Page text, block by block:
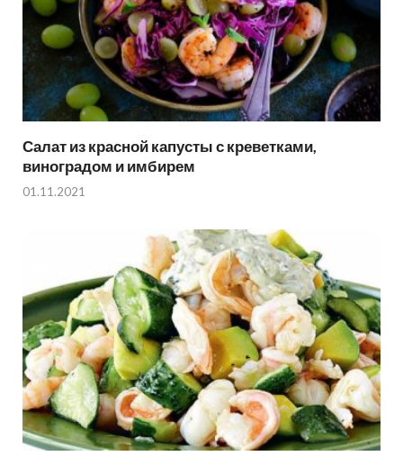
Салат из красной капусты с креветками,
виноградом и имбирем
01.11.2021